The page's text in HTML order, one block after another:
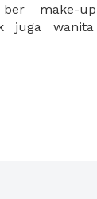
make-
juga